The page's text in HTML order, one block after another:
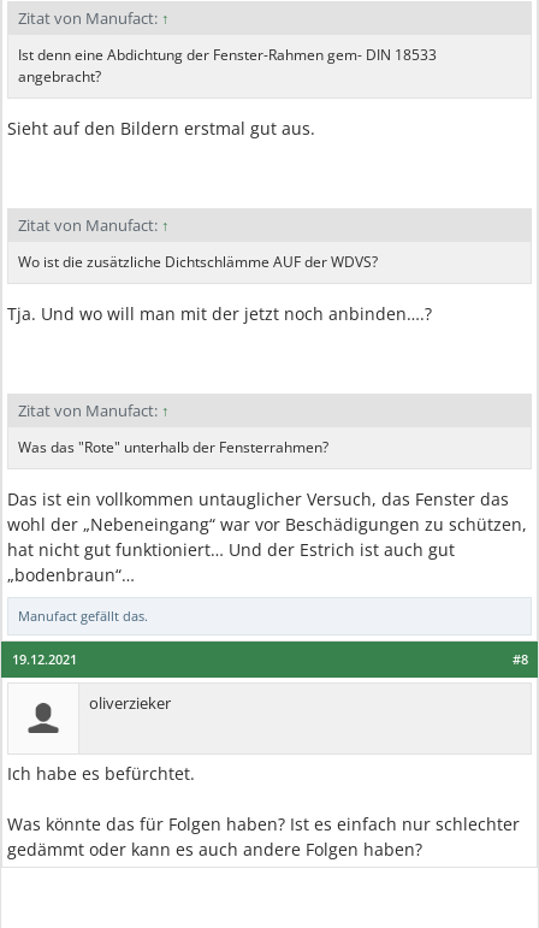
Zitat von Manufact: ↑
Ist denn eine Abdichtung der Fenster-Rahmen gem- DIN 18533
angebracht?
Sieht auf den Bildern erstmal gut aus.
Zitat von Manufact: ↑
Wo ist die zusätzliche Dichtschlämme AUF der WDVS?
Tja. Und wo will man mit der jetzt noch anbinden….?
Zitat von Manufact: ↑
Was das "Rote" unterhalb der Fensterrahmen?
Das ist ein vollkommen untauglicher Versuch, das Fenster das
wohl der „Nebeneingang“ war vor Beschädigungen zu schützen,
hat nicht gut funktioniert… Und der Estrich ist auch gut
„bodenbraun“…
Manufact gefällt das.
#8
19.12.2021
oliverzieker
Ich habe es befürchtet.
Was könnte das für Folgen haben? Ist es einfach nur schlechter
gedämmt oder kann es auch andere Folgen haben?